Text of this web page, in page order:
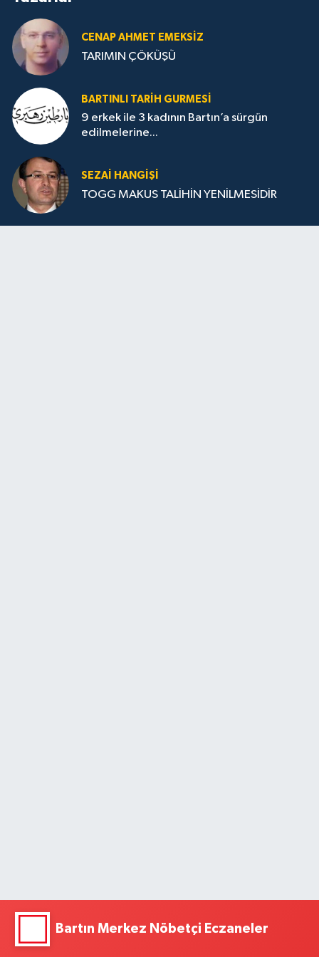
CENAP AHMET EMEKSİZ
TARIMIN ÇÖKÜŞÜ
BARTINLI TARIH GURMESI
9 erkek ile 3 kadının Bartın’a sürgün
edilmelerine...
SEZAI HANGİŞİ
TOGG MAKUS TALİHİN YENİLMESİDİR
Bartın Merkez Nöbetçi Eczaneler